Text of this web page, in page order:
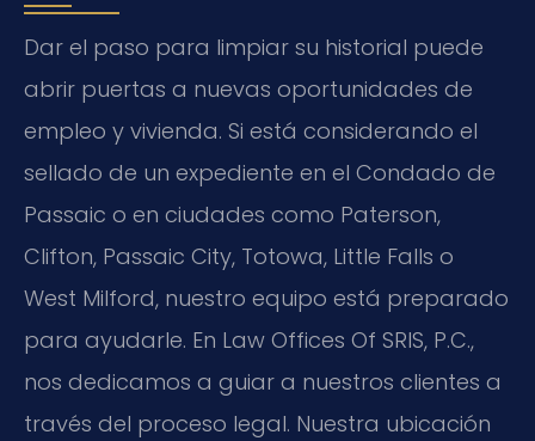
Dar el paso para limpiar su historial puede
abrir puertas a nuevas oportunidades de
empleo y vivienda. Si está considerando el
sellado de un expediente en el Condado de
Passaic o en ciudades como Paterson,
Clifton, Passaic City, Totowa, Little Falls o
West Milford, nuestro equipo está preparado
para ayudarle. En Law Offices Of SRIS, P.C.,
nos dedicamos a guiar a nuestros clientes a
través del proceso legal. Nuestra ubicación